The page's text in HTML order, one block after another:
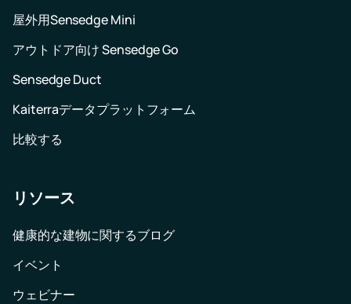
屋外用Sensedge Mini
アウトドア向け Sensedge Go
Sensedge Duct
Kaiterraデータプラットフォーム
比較する
リソース
健康的な建物に関するブログ
イベント
ウェビナー